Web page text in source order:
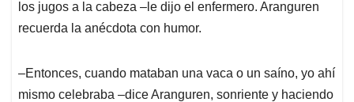
los jugos a la cabeza ‒le dijo el enfermero. Aranguren
recuerda la anécdota con humor.
‒Entonces, cuando mataban una vaca o un saíno, yo ahí
mismo celebraba ‒dice Aranguren, sonriente y haciendo